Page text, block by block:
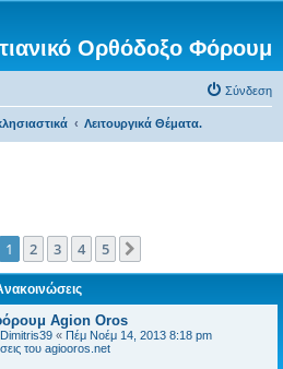
Ορθόδοξο Φόρουμ
Σύνδεση
Λειτουργικά Θέματα.
1 2 3 4 5
Agion Oros
Dimitris39 « Πέμ Νοέμ 14, 2013 8:18 pm
του agiooros.net